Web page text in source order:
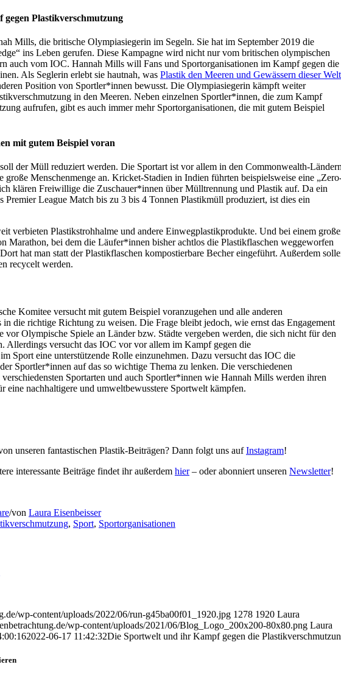
Plastikverschmutzung
Mills, die britische Olympiasiegerin im Segeln. Sie hat im September 2019 die
ins Leben gerufen. Diese Kampagne wird nicht nur vom britischen olympischen
auch vom IOC. Hannah Mills will Fans und Sportorganisationen im Kampf gegen die
Als Seglerin erlebt sie hautnah, was Plastik den Meeren und Gewässern dieser Welt
Position von Sportler*innen bewusst. Die Olympiasiegerin kämpft weiter
in den Meeren. Neben einzelnen Sportler*innen, die zum Kampf
aufrufen, gibt es auch immer mehr Sportorganisationen, die mit gutem Beispiel
mit gutem Beispiel voran
der Müll reduziert werden. Die Sportart ist vor allem in den Commonwealth-
große Menschenmenge an. Kricket-Stadien in Indien führten beispielsweise eine
klären Freiwillige die Zuschauer*innen über Mülltrennung und Plastik auf. Da ein
Premier League Match bis zu 3 bis 4 Tonnen Plastikmüll produziert, ist dies ein
verbieten Plastikstrohhalme und andere Einwegplastikprodukte. Und bei einem
Marathon, bei dem die Läufer*innen bisher achtlos die Plastikflaschen weggeworfen
hat man statt der Plastikflaschen kompostierbare Becher eingeführt. Außerdem
recycelt werden.
Komitee versucht mit gutem Beispiel voranzugehen und alle anderen
in die richtige Richtung zu weisen. Die Frage bleibt jedoch, wie ernst das Engagement
vor Olympische Spiele an Länder bzw. Städte vergeben werden, die sich nicht für den
Allerdings versucht das IOC vor vor allem im Kampf gegen die
Sport eine unterstützende Rolle einzunehmen. Dazu versucht das IOC die
Sportler*innen auf das so wichtige Thema zu lenken. Die verschiedenen
Sportarten und auch Sportler*innen wie Hannah Mills werden ihren
eine nachhaltigere und umweltbewusstere Sportwelt kämpfen.
unseren fantastischen Plastik-Beiträgen? Dann folgt uns aufInstagram!
interessante Beiträge findet ihr außerdem hier– oder abonniert unseren Newsletter!
/von Laura Eisenbeisser
, Sport, Sportorganisationen
wp-content/uploads/2022/06/run-g45ba00f01_1920.jpg 1278 1920 Laura
wp-content/uploads/2021/06/Blog_Logo_200x200-80x80.png Laura
2022-06-17 11:42:32Die Sportwelt und ihr Kampf gegen die